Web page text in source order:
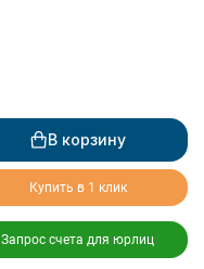
В корзину
Купить в 1 клик
Запрос счета для юрлиц